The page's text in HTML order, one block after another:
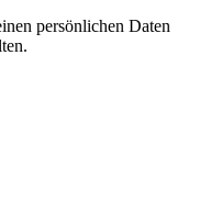
persönlichen Daten